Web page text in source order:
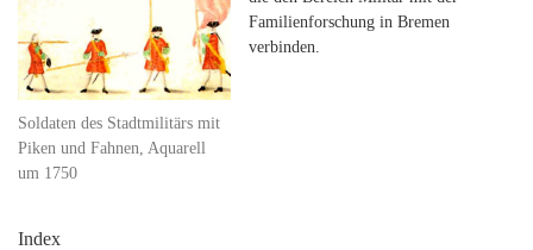
Soldaten des Stadtmilitärs mit
Piken und Fahnen, Aquarell
um 1750
Familienforschung in Bremen
verbinden.
Index